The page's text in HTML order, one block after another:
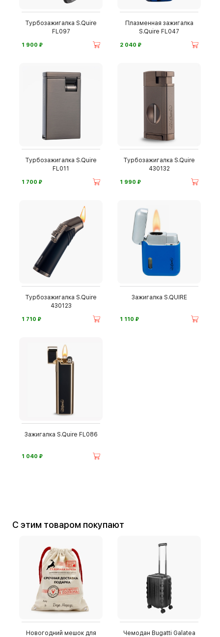
Турбозажигалка S.Quire
FL097
1 900 ⃏
Плазменная зажигалка
S.Quire FL047
2 040 ⃏
Турбозажигалка S.Quire
FL011
1 700 ⃏
Турбозажигалка S.Quire
430132
1 990 ⃏
Турбозажигалка S.Quire
430123
1 710 ⃏
Зажигалка S.QUIRE
1 110 ⃏
Зажигалка S.Quire FL086
1 040 ⃏
С этим товаром покупают
Новогодний мешок для
Чемодан Bugatti Galatea